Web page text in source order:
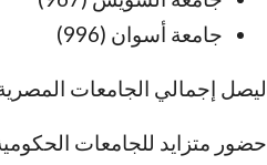
جامعة أسوان (996)
ليصل إجمالي الجامعات المصرية ضمن أفضل 1000
حضور متزايد للجامعات